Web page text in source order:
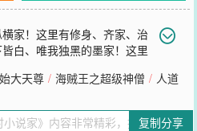
家！这里有修身、齐家、治
白、唯我独黑的墨家！这里
不衰的小说家！
大天尊 / 海贼王之超级神僧 / 人道
复制分享